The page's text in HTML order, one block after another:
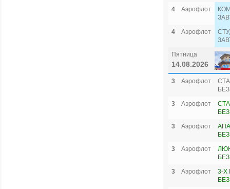
4
Аэрофлот
4
Аэрофлот
Пятница
14.08.2026
3 Аэрофлот
3
Аэрофлот
3
Аэрофлот
3
Аэрофлот
3
Аэрофлот
3-Х